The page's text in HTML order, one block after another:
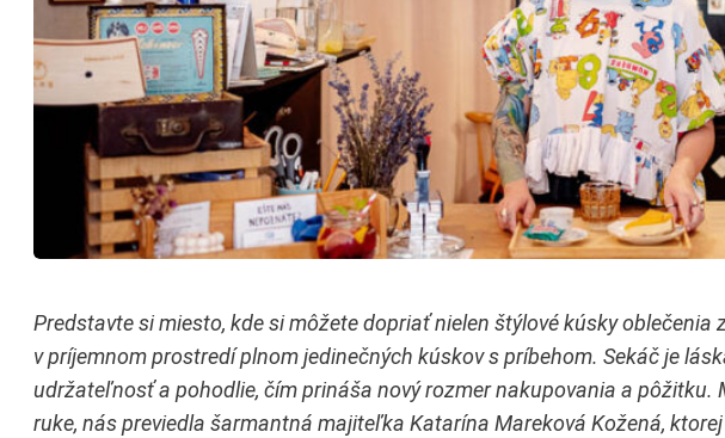
Predstavte si miesto, kde si môžete dopriať nielen štýlové kúsky oblečenia
v príjemnom prostredí plnom jedinečných kúskov s príbehom. Sekáč je
udržateľnosť a pohodlie, čím prináša nový rozmer nakupovania a pôžitku.
ruke, nás previedla šarmantná majiteľka Katarína Mareková Kožená,